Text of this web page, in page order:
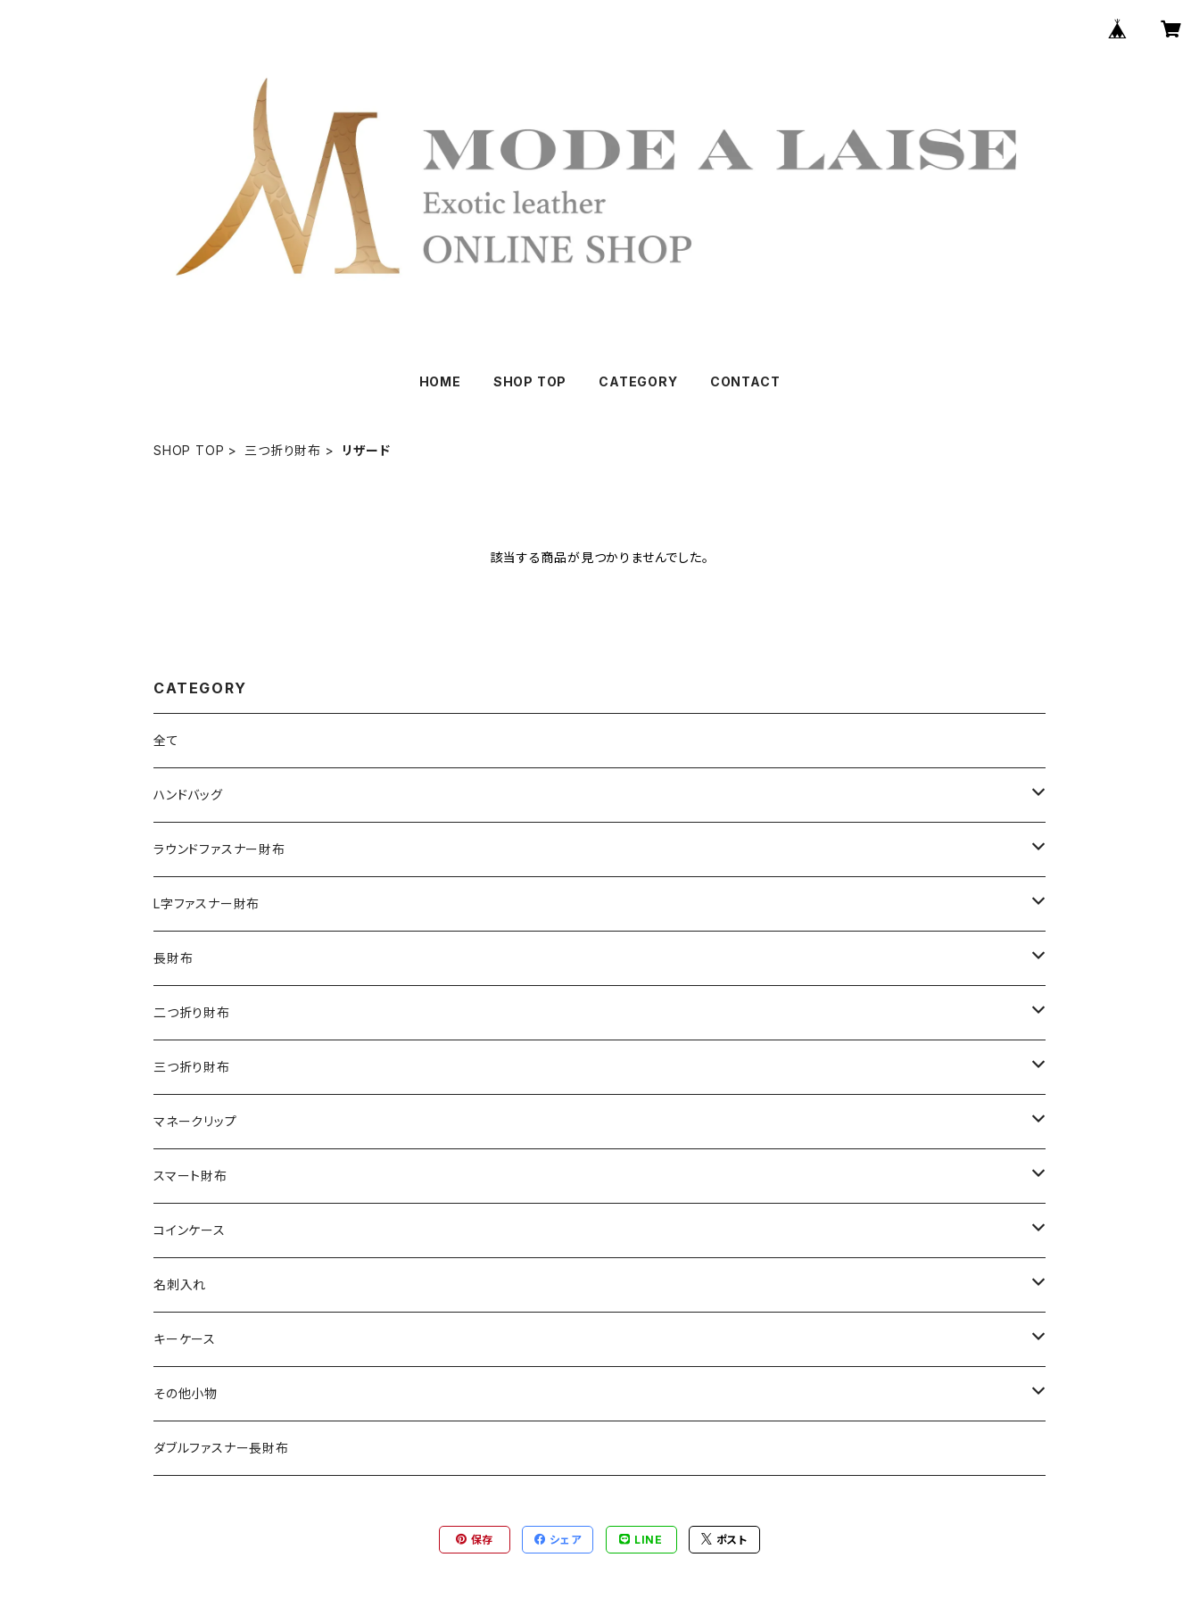
HOME SHOP TOP CATEGORY CONTACT
SHOP TOP 三つ折り財布 リザード
該当する商品が見つかりませんでした。
CATEGORY
全て
ハンドバッグ
クロコダイル
ダイヤモンドパイソン
オーストリッチ
シャーク
リザード
エレファント
その他の革
ラウンドファスナー財布
クロコダイル
ダイヤモンドパイソン
オーストリッチ
シャーク
リザード
エレファント
その他の革
L字ファスナー財布
クロコダイル
ダイヤモンドパイソン
オーストリッチ
シャーク
リザード
エレファント
その他の革
長財布
クロコダイル
ダイヤモンドパイソン
オーストリッチ
シャーク
リザード
エレファント
その他の革
二つ折り財布
クロコダイル
ダイヤモンドパイソン
オーストリッチ
シャーク
リザード
エレファント
その他の革
三つ折り財布
クロコダイル
ダイヤモンドパイソン
オーストリッチ
シャーク
リザード
エレファント
その他の革
マネークリップ
クロコダイル
ダイヤモンドパイソン
オーストリッチ
シャーク
リザード
エレファント
スマート財布
クロコダイル
ダイヤモンドパイソン
オーストリッチ
シャーク
リザード
コインケース
クロコダイル
ダイヤモンドパイソン
オーストリッチ
シャーク
名刺入れ
クロコダイル
ダイヤモンドパイソン
オーストリッチ
キーケース
クロコダイル
ダイヤモンドパイソン
その他小物
クロコダイル
ダブルファスナー長財布
保存 シェア LINE ポスト